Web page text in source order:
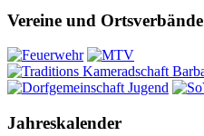
Vereine und Ortsverbände
Jahreskalender